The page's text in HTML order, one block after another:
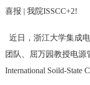
喜报 | 我院ISSCC+2!
近日，浙江大学集成
团队、屈万园教授电源
International Soild-State